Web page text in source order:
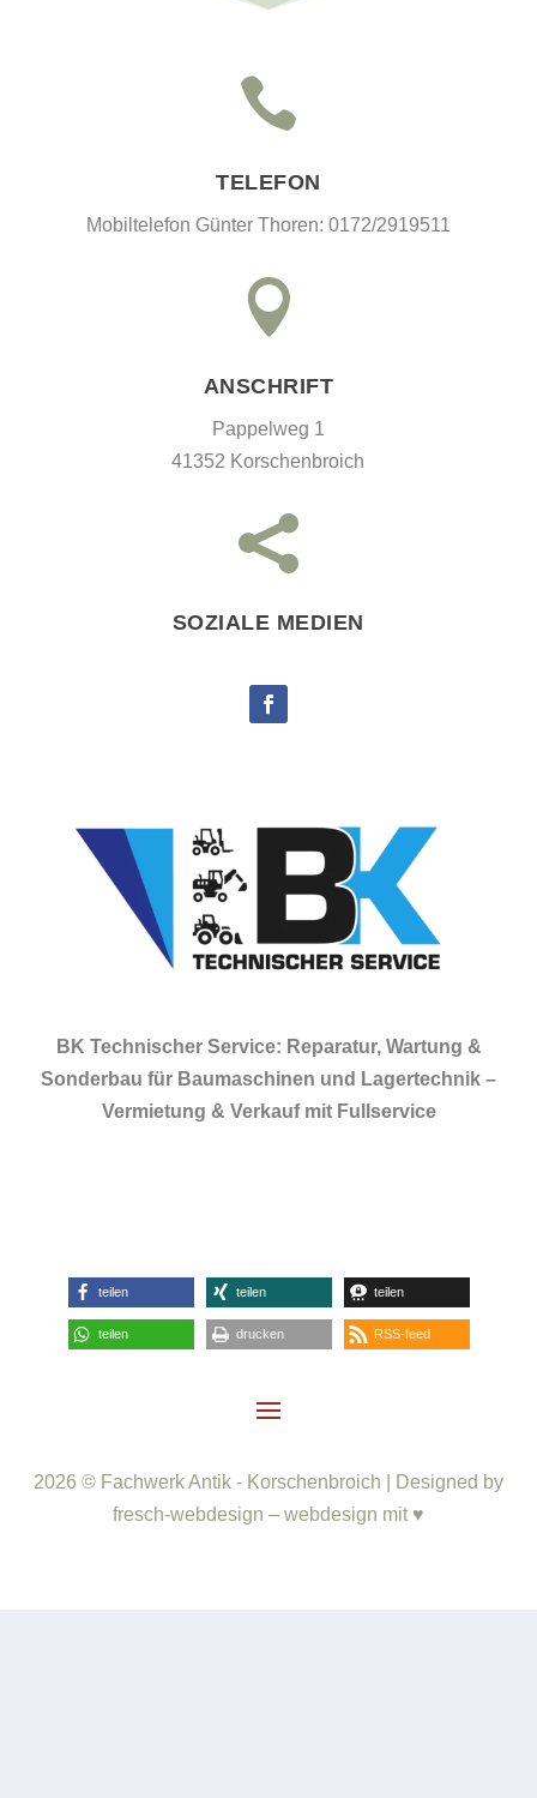

TELEFON
Mobiltelefon Günter Thoren: 0172/2919511

ANSCHRIFT
Pappelweg 1
41352 Korschenbroich

SOZIALE MEDIEN
BK Technischer Service: Reparatur, Wartung &
Sonderbau für Baumaschinen und Lagertechnik –
Vermietung & Verkauf mit Fullservice
teilen teilen teilen
teilen drucken RSS-feed
2026 © Fachwerk Antik - Korschenbroich | Designed by
fresch-webdesign – webdesign mit ♥